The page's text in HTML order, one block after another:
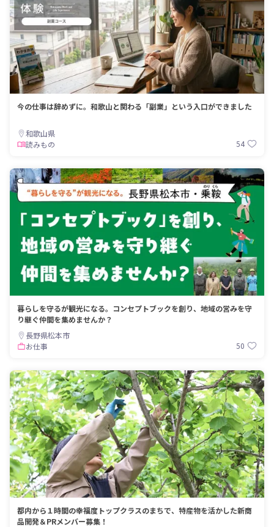
今の仕事は辞めずに。和歌山と関わる「副業」という入口ができました
和歌山県
読みもの
54
暮らしを守るが観光になる。コンセプトブックを創り、地域の営みを守
り継ぐ仲間を集めませんか？
長野県松本市
お仕事
50
都内から１時間の幸福度トップクラスのまちで、特産物を活かした新商
品開発＆PRメンバー募集！